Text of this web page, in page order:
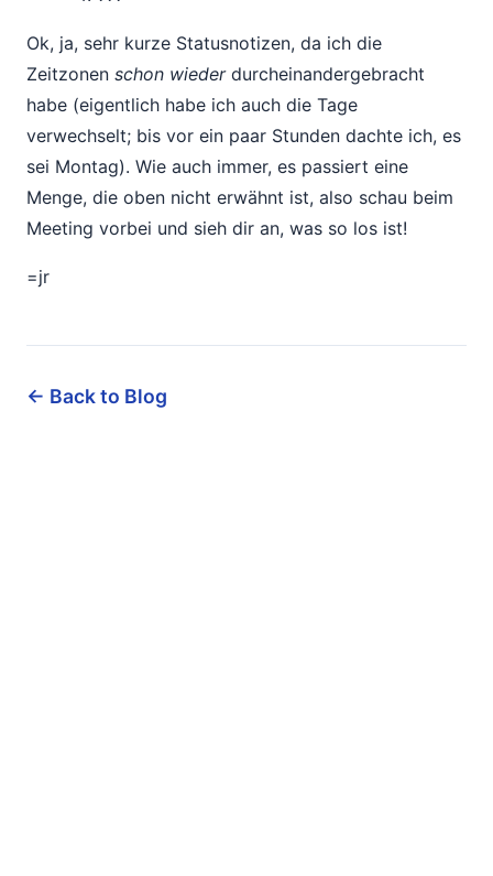
Ok, ja, sehr kurze Statusnotizen, da ich die
Zeitzonen schon wiederdurcheinandergebracht
habe (eigentlich habe ich auch die Tage
verwechselt; bis vor ein paar Stunden dachte ich, es
sei Montag). Wie auch immer, es passiert eine
Menge, die oben nicht erwähnt ist, also schau beim
Meeting vorbei und sieh dir an, was so los ist!
=jr
← Back to Blog